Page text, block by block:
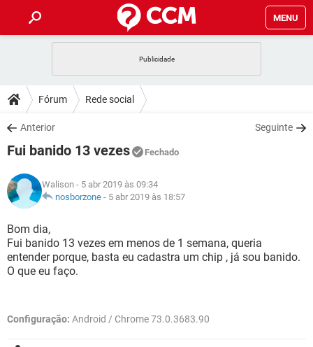
MENU
CELULAR
OUTLOOK
INSTAGRAM GMAIL
GUIA DE COMPRAS
DICAS
JOGOS
INSTAGRAM
GUIA DE COMPRAS
DOWNLOADS
JOGOS WHATSAPP
CELULAR
OUTLOOK EXCEL
INSTAGRAM
GUIA DE COMPRAS
JOGOS
CELULAR
OUTLOOK
INSTAGRAM GMAIL
GLOSSÁRIO
JOGOS
CELULAR FACEBOOK
OUTLOOK
GUIA DE COMPRAS
Fórum Rede social
Anterior Seguinte
Fui banido 13 vezes Fechado
Walison - 5 abr 2019 às 09:34
nosborzone - 5 abr 2019 às 18:57
Bom dia,
Fui banido 13 vezes em menos de 1 semana, queria
entender porque, basta eu cadastra um chip , já sou banido.
O que eu faço.
Configuração: Android / Chrome 73.0.3683.90